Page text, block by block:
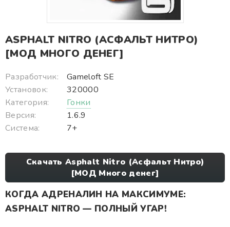
ASPHALT NITRO (АСФАЛЬТ НИТРО)
[МОД МНОГО ДЕНЕГ]
Разработчик:
Gameloft SE
Установок:
320000
Категория:
Гонки
Версия:
1.6.9
Система:
7+
Скачать Asphalt Nitro (Асфальт Нитро)
[МОД Много денег]
КОГДА АДРЕНАЛИН НА МАКСИМУМЕ:
ASPHALT NITRO — ПОЛНЫЙ УГАР!